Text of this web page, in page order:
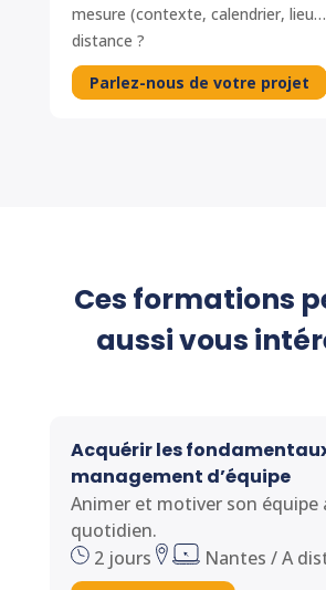
mesure (contexte, calendrier,
distance ?
Parlez-nous de votre projet
Ces formations
aussi vous
Acquérir les
management d’équipe
Animer et motiver son équipe
quotidien.
2 jours
Nantes / A